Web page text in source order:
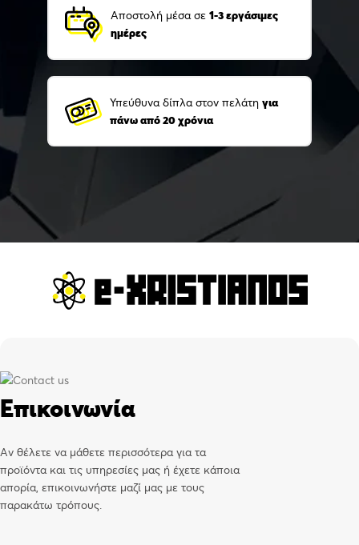
Αποστολή μέσα σε 1-3 εργάσιμες
ημέρες
Υπεύθυνα δίπλα στον πελάτη για
πάνω από 20 χρόνια
Επικοινωνία
Αν θέλετε να μάθετε περισσότερα για τα
προϊόντα και τις υπηρεσίες μας ή έχετε κάποια
απορία, επικοινωνήστε μαζί μας με τους
παρακάτω τρόπους.